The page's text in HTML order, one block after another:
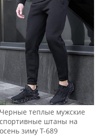
Черные теплые мужские
спортивные штаны на
осень зиму Т-689